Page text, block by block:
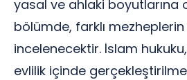
yasal ve ahlaki boyutlarına
bölümde, farklı
incelenecektir. İslam
evlilik içinde